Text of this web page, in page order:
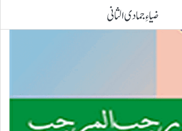
ضیاءِ جمادی الثانی